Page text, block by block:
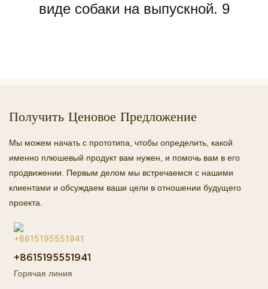
Получить Ценовое Предложение
Мы можем начать с прототипа, чтобы определить, какой
именно плюшевый продукт вам нужен, и помочь вам в его
продвижении. Первым делом мы встречаемся с нашими
клиентами и обсуждаем ваши цели в отношении будущего
проекта.
+8615195551941
Горячая линия